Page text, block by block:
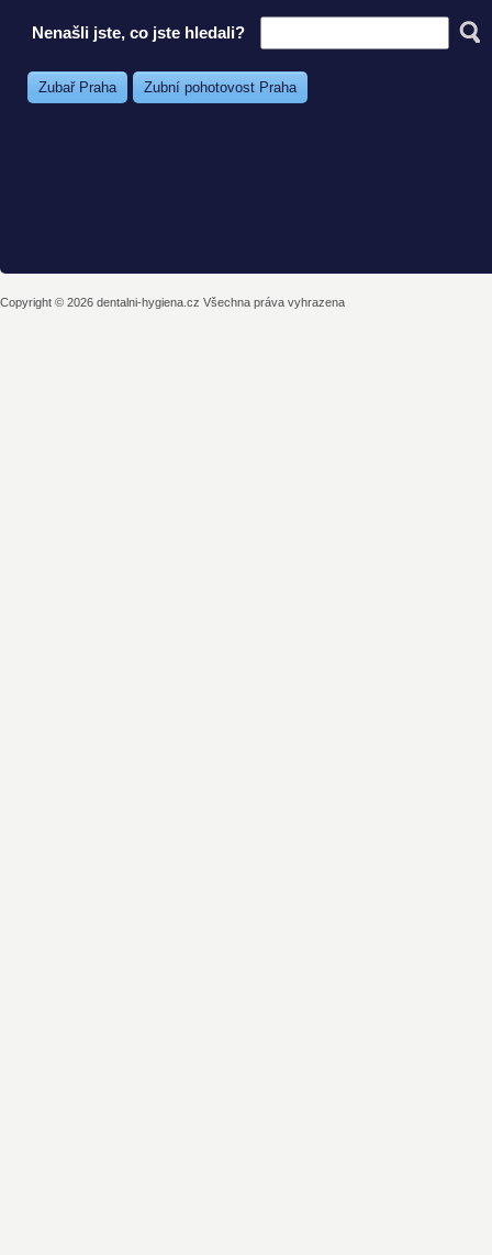
Nenašli jste, co jste hledali?
Zubař Praha Zubní pohotovost Praha
Copyright © 2026 dentalni-hygiena.cz Všechna práva vyhrazena